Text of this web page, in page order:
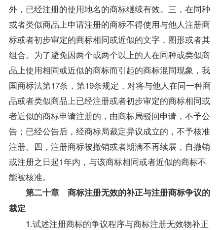
外，已经注册的使用地名的商标继续有效。三，在同种
或者类似商品上申请注册的商标不得使用与他人注册商
标或者初步审定的商标相同或近似的文字，图形或者其
组合。为了避免因两个或两个以上的人在同种或类似商
品上使用相同或近似的商标而引起的商标混同现象，我
国商标法第17条，第19条规定，对将与他人在同一种商
品或者类似商品上已经注册或者初步审定的商标相同或
者近似的商标申请注册的，由商标局驳回申请，不予公
告；已经公告后，经商标局裁定异议成立的，不予核准
注册。四，注册商标被撤销或者期满不再续展，自撤销
或注册之日起1年内，与该商标相同或者近似的商标不
能被核准。
第二十章 商标注册无效的补正与注册商标争议的
裁定
1.试述注册商标的争议程序与商标注册无效物补正